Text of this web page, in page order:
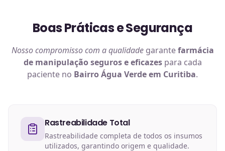
Boas Práticas e Segurança
Nosso compromisso com a qualidadegarantefarmácia
de manipulaçãoseguros e eficazespara cada
paciente no Bairro Água Verde em Curitiba.
Rastreabilidade Total
Rastreabilidade completa de todos os insumos
utilizados, garantindo origem e qualidade.